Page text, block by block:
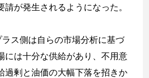
請が発生されるようになった。
ラス側は自らの市場分析に基づ
には十分な供給があり、不用意
過剰と油価の大幅下落を招きか